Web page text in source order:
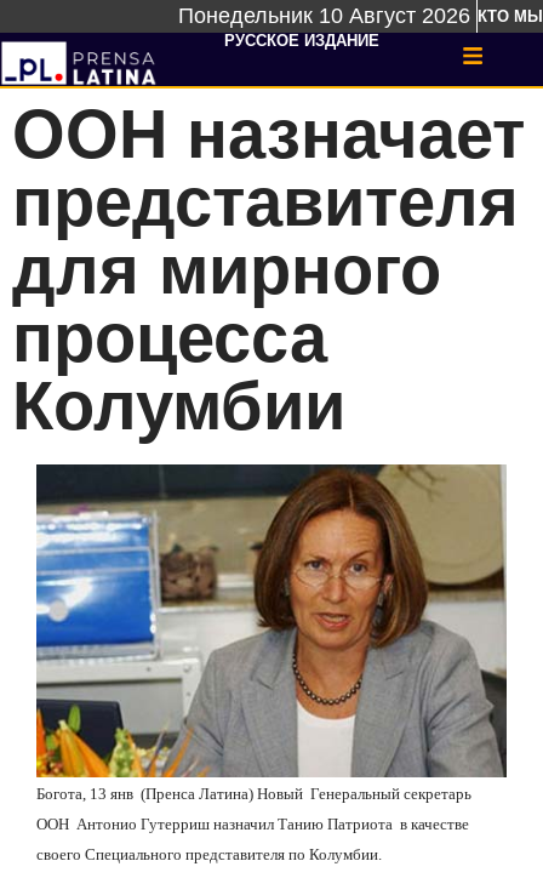
Понедельник 10 Август 2026 КТО МЫ
РУССКОЕ ИЗДАНИЕ
ООН назначает
представителя
для мирного
процесса
Колумбии
Богота, 13 янв (Пренса Латина) Новый Генеральный секретарь
ООН Антонио Гутерриш назначил Танию Патриота в качестве
своего Специального представителя по Колумбии.